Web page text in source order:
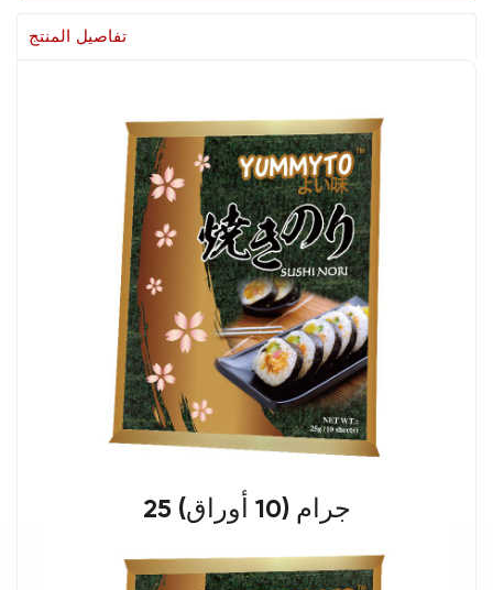
تفاصيل المنتج
25 جرام (10 أوراق)